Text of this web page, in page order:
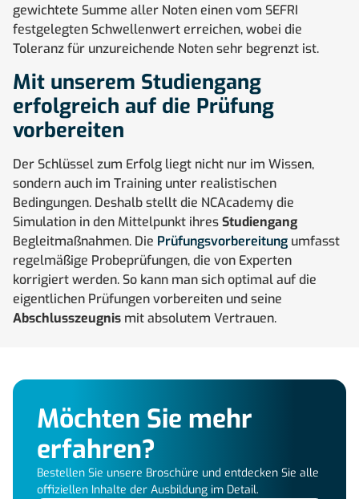
gewichtete Summe aller Noten einen vom SEFRI
festgelegten Schwellenwert erreichen, wobei die
Toleranz für unzureichende Noten sehr begrenzt ist.
Mit unserem Studiengang
erfolgreich auf die Prüfung
vorbereiten
Der Schlüssel zum Erfolg liegt nicht nur im Wissen,
sondern auch im Training unter realistischen
Bedingungen. Deshalb stellt die NCAcademy die
Simulation in den Mittelpunkt ihresStudiengang
Begleitmaßnahmen. Die Prüfungsvorbereitung umfasst
regelmäßige Probeprüfungen, die von Experten
korrigiert werden. So kann man sich optimal auf die
eigentlichen Prüfungen vorbereiten und seine
Abschlusszeugnis mit absolutem Vertrauen.
Möchten Sie mehr
erfahren?
Bestellen Sie unsere Broschüre und entdecken Sie alle
offiziellen Inhalte der Ausbildung im Detail.